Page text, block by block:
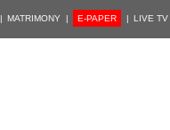
MATRIMONY | E-PAPER | LIVE TV